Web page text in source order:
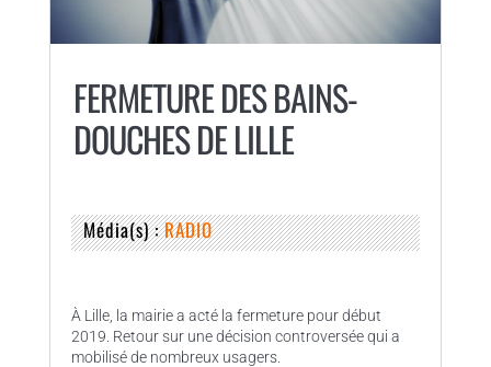
FERMETURE DES BAINS-
DOUCHES DE LILLE
Média(s) :RADIO
À Lille, la mairie a acté la fermeture pour début
2019. Retour sur une décision controversée qui a
mobilisé de nombreux usagers.